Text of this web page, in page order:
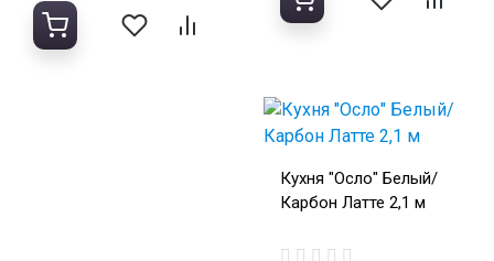
Кухня "Осло" Белый/
Карбон Латте 2,1 м